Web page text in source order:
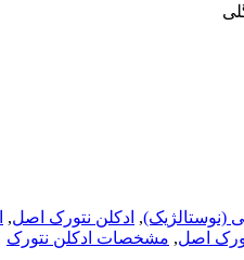
(نوستالژیک), ادکلن نتورک اصل,
اصل, مشخصات ادکلن نتورک